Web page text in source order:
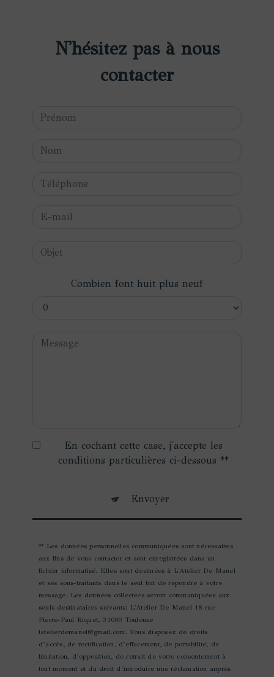
N'hésitez pas à nous
contacter
Combien font huit plus neuf
En cochant cette case, j'accepte les
conditions particulières ci-dessous **
Envoyer
** Les données personnelles communiquées sont nécessaires
aux fins de vous contacter et sont enregistrées dans un
fichier informatisé. Elles sont destinées à L'Atelier De Manel
et ses sous-traitants dans le seul but de répondre à votre
message. Les données collectées seront communiquées aux
seuls destinataires suivants: L'Atelier De Manel 18 rue
Pierre-Paul Riquet, 31000 Toulouse
latelierdemanel@gmail.com. Vous disposez de droits
d’accès, de rectification, d’effacement, de portabilité, de
limitation, d’opposition, de retrait de votre consentement à
tout moment et du droit d’introduire une réclamation auprès